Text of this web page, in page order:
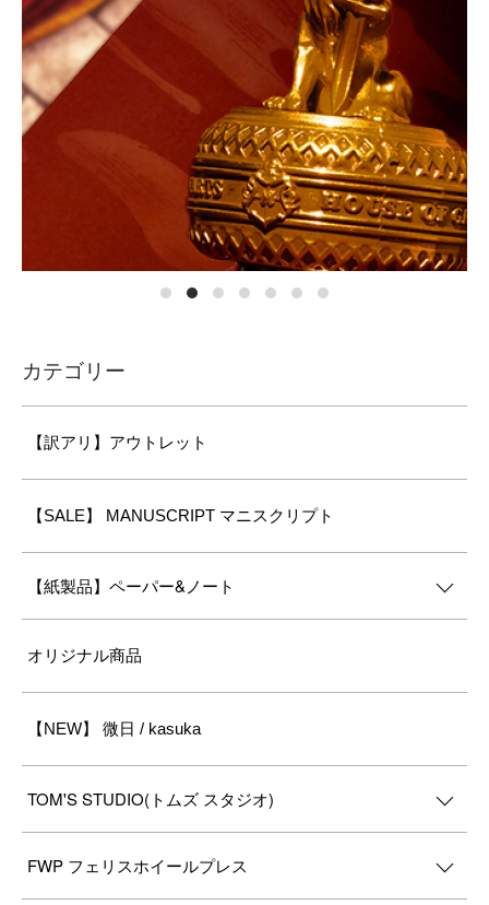
カテゴリー
【訳アリ】アウトレット
【SALE】 MANUSCRIPT マニスクリプト
【紙製品】ペーパー&ノート
オリジナル商品
【NEW】 微日 / kasuka
TOM'S STUDIO(トムズ スタジオ)
FWP フェリスホイールプレス